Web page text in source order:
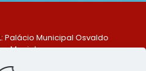
Palácio Municipal Osvaldo
Maciel